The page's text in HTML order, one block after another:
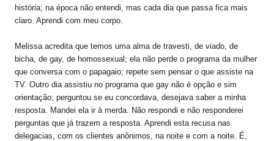
história; na época não entendi, mas cada dia que passa fica mais
claro. Aprendi com meu corpo.
Melissa acredita que temos uma alma de travesti, de viado, de
bicha, de gay, de homossexual; ela não perde o programa da mulher
que conversa com o papagaio; repete sem pensar o que assiste na
TV. Outro dia assistiu no programa que gay não é opção e sim
orientação; perguntou se eu concordava, desejava saber a minha
resposta. Mandei ela ir à merda. Não respondi e não responderei
perguntas que já trazem a resposta. Aprendi esta recusa nas
delegacias, com os clientes anônimos, na noite e com a noite. É,